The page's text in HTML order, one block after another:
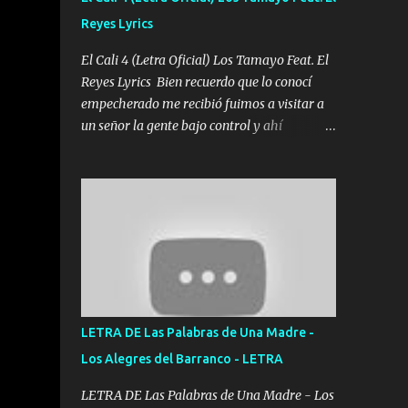
agarrar el vuelo y la mente y tranquilizando
Tomense un buen trago Y así es como
empezamos los versos que voy cantando
(Music) A vido alta y bajas La carreta se
atora Pero nunca le aflojamos Ya me han
pasado cosas Y aunque ustedes no sepan
es...
Reyes Lyrics
El Cali 4 (Letra Oficial) Los Tamayo Feat. El
Reyes Lyrics Bien recuerdo que lo conocí
empecherado me recibió fuimos a visitar a
un señor la gente bajo control y ahí
reglas no secuestr0 no r0bar De La C giró la
orden nos comanda el doble P bien firmes
con Alto PRIETO y la camisa es color Verde y
peleam0s la Bandera por todita a la ciudad
con los drones patrullando la Frontera De
blancas ya hace falta mi APA FLACO verde
se le extraña pa que sepan Aquí Pura GENTE
LETRA DE Las Palabras de Una Madre -
Los Alegres del Barranco - LETRA
LETRA DE Las Palabras de Una Madre - Los